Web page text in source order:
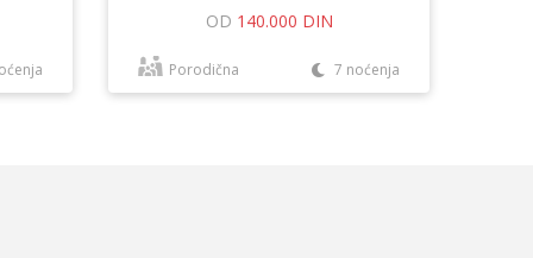
OD 140.000 DIN
Porodična 7 noćenja